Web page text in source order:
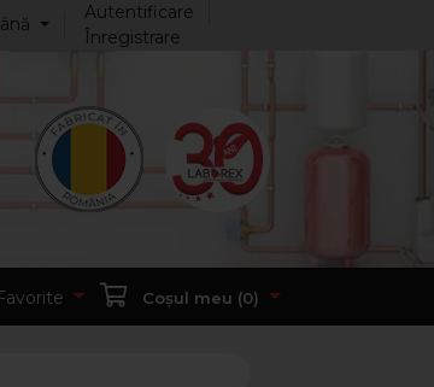
Autentificare
Înregistrare
Coșul meu (0)